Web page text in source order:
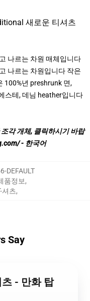
새로운 티셔츠
나르는 차원 매체입니다
나르는 차원입니다 작은
100%년 preshrunk 면,
스테, 데님 heather입니다
각 개체, 클릭하시기 바랍
- 한국어
DEFAULT
품정보,
셔츠,
Say
- 만화 탑